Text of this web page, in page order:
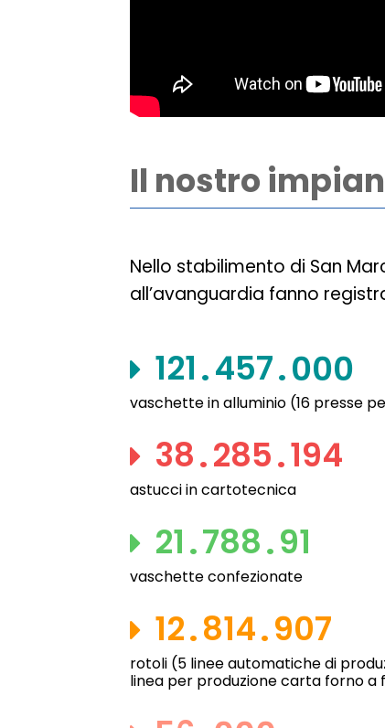
Il nostro
Nello stabilimento di San
all’avanguardia fanno
121.457.000
vaschette in alluminio (16 presse
38.285.194
astucci in cartotecnica
21.788.91
vaschette confezionate
12.814.907
rotoli (5 linee automatiche di
linea per produzione carta forno a